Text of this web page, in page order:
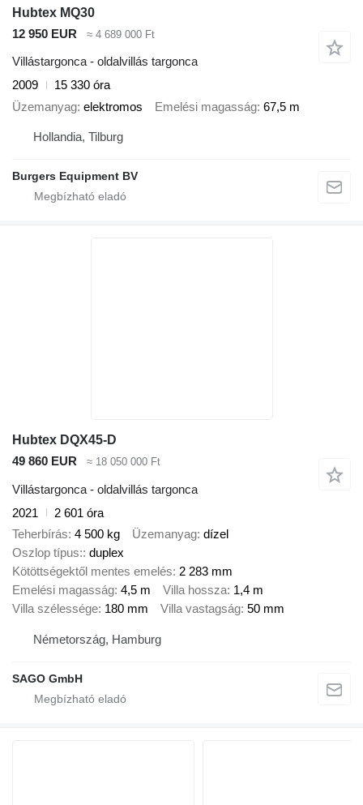
Hubtex MQ30
12 950 EUR
≈ 4 689 000 Ft
Villástargonca - oldalvillás targonca
2009
15 330 óra
Üzemanyag elektromos Emelési magasság 67,5 m
Hollandia, Tilburg
Burgers Equipment BV
Hubtex DQX45-D
49 860 EUR
≈ 18 050 000 Ft
Villástargonca - oldalvillás targonca
2021
2 601 óra
Teherbírás 4 500 kg Üzemanyag dízel
Oszlop típus: duplex
Kötöttségektől mentes emelés 2 283 mm
Emelési magasság 4,5 m Villa hossza 1,4 m
Villa szélessége 180 mm Villa vastagság 50 mm
Németország, Hamburg
SAGO GmbH